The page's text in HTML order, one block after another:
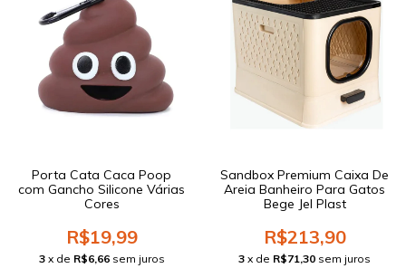
Porta Cata Caca Poop
com Gancho Silicone Várias
Cores
R$19,99
3 x de R$6,66 sem juros
Sandbox Premium Caixa De
Areia Banheiro Para Gatos
Bege Jel Plast
R$213,90
3 x de R$71,30 sem juros